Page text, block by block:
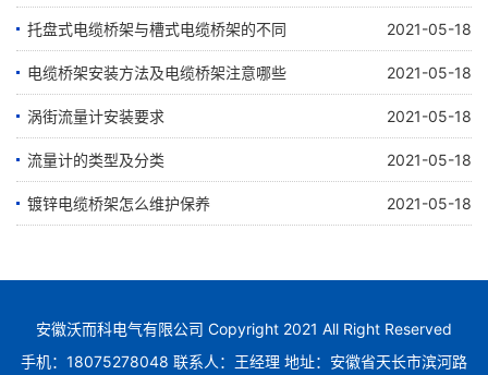
托盘式电缆桥架与槽式电缆桥架的不同 2021-05-18
电缆桥架安装方法及电缆桥架注意哪些 2021-05-18
涡街流量计安装要求 2021-05-18
流量计的类型及分类 2021-05-18
镀锌电缆桥架怎么维护保养 2021-05-18
安徽沃而科电气有限公司 Copyright 2021 All Right Reserved
手机：18075278048 联系人：王经理 地址：安徽省天长市滨河路